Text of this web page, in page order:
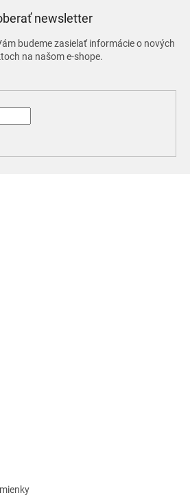
newsletter
budeme zasielať informácie o nových
na našom e-shope.